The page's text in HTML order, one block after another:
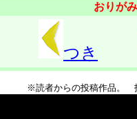
おりが
つき
※読者からの投稿作品。